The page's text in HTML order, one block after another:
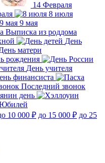
14 Февраля
8 июля
9 мая
Выписка из роддома
День
матери
рождения
День учителя
финансиста
Последний звонок
день
10 000 ₽ до 15 000 ₽ до 25